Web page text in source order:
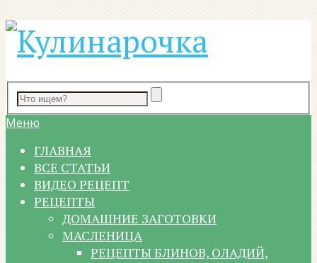
Меню
ГЛАВНАЯ
ВСЕ СТАТЬИ
ВИДЕО РЕЦЕПТ
РЕЦЕПТЫ
ДОМАШНИЕ ЗАГОТОВКИ
МАСЛЕНИЦА
РЕЦЕПТЫ БЛИНОВ, ОЛАДИЙ,